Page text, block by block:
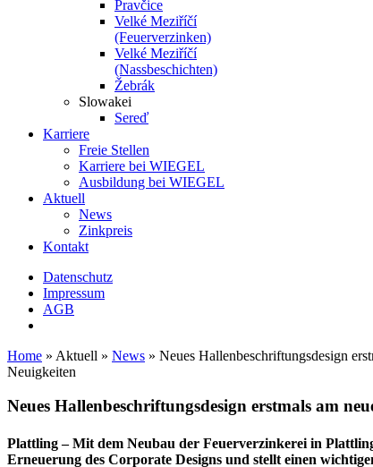
Pravčice
Velké Meziříčí
(Feuerverzinken)
Velké Meziříčí
(Nassbeschichten)
Žebrák
Slowakei
Sereď
Karriere
Freie Stellen
Karriere bei WIEGEL
Ausbildung bei WIEGEL
Aktuell
News
Zinkpreis
Kontakt
Datenschutz
Impressum
AGB
Home » Aktuell » News » Neues Hallenbeschriftungsdesign
Neuigkeiten
Neues Hallenbeschriftungsdesign erstmals am
Plattling– Mit dem Neubau der Feuerverzinkerei in
Erneuerung des Corporate Designs und stellt einen